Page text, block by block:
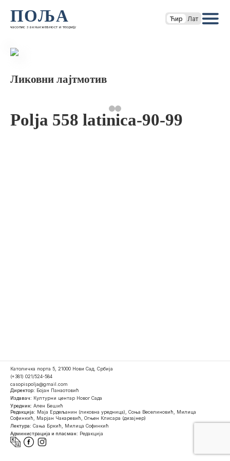
ПОЉА
часопис за књижевност и теорију
Ћир Лат
Ликовни лајтмотив
Polja 558 latinica-90-99
Католичка порта 5, 21000 Нови Сад, Србија
(+381) 021/524-584
casopispolja@gmail.com
Директор: Бојан Панаотовић
Издавач: Културни центар Новог Сада
Уредник: Ален Бешић
Редакција: Маја Ердељанин (ликовна уредница), Соња Веселиновић, Милица
Софинкић, Марјан Чакаревић, Огњен Клисара (дизајнер)
Лектура: Сања Бркић, Милица Софинкић
Администрација и пласман: Редакција